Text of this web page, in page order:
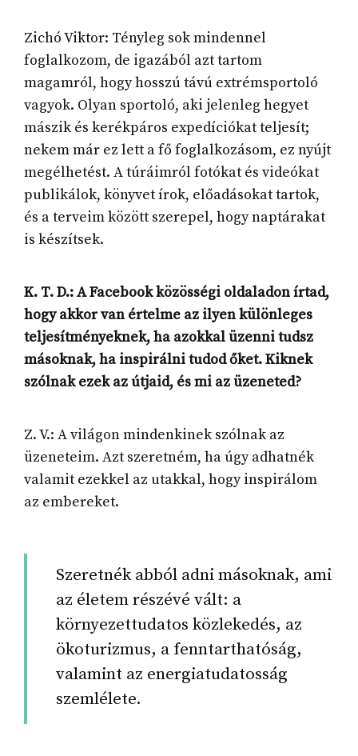
Zichó Viktor: Tényleg sok mindennel
foglalkozom, de igazából azt tartom
magamról, hogy hosszú távú extrémsportoló
vagyok. Olyan sportoló, aki jelenleg hegyet
mászik és kerékpáros expedíciókat teljesít;
nekem már ez lett a fő foglalkozásom, ez nyújt
megélhetést. A túráimról fotókat és videókat
publikálok, könyvet írok, előadásokat tartok,
és a terveim között szerepel, hogy naptárakat
is készítsek.
K. T. D.: A Facebook közösségi oldaladon írtad,
hogy akkor van értelme az ilyen különleges
teljesítményeknek, ha azokkal üzenni tudsz
másoknak, ha inspirálni tudod őket. Kiknek
szólnak ezek az útjaid, és mi az üzeneted?
Z. V.: A világon mindenkinek szólnak az
üzeneteim. Azt szeretném, ha úgy adhatnék
valamit ezekkel az utakkal, hogy inspirálom
az embereket.
Szeretnék abból adni másoknak, ami
az életem részévé vált: a
környezettudatos közlekedés, az
ökoturizmus, a fenntarthatóság,
valamint az energiatudatosság
szemlélete.